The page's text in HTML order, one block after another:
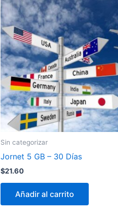
Sin categorizar
Jornet 5 GB – 30 Días
$21.60
Añadir al carrito